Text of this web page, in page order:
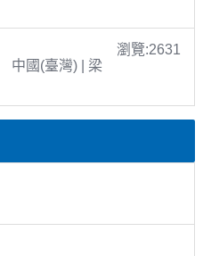
瀏覽:2631
中國(臺灣) | 梁